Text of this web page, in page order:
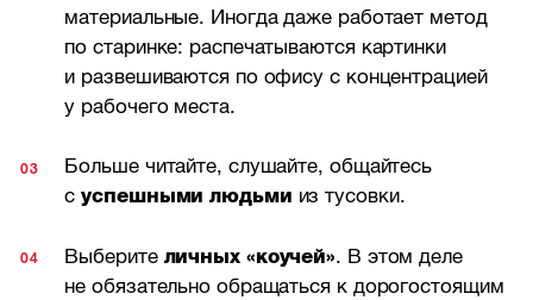
материальные. Иногда даже работает метод
по старинке: распечатываются картинки
и развешиваются по офису с концентрацией
у рабочего места.
Больше читайте, слушайте, общайтесь
суспешными людьми из тусовки.
Выберите личных «коучей». В этом деле
не обязательно обращаться к дорогостоящим